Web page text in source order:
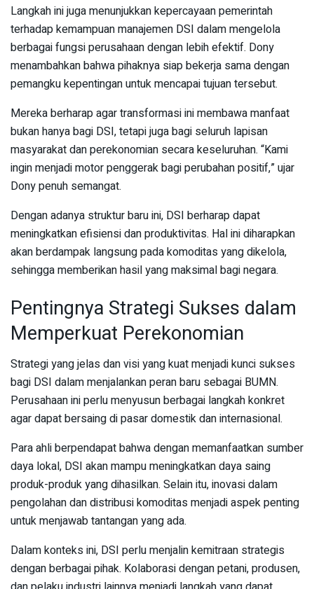
Langkah ini juga menunjukkan kepercayaan pemerintah
terhadap kemampuan manajemen DSI dalam mengelola
berbagai fungsi perusahaan dengan lebih efektif. Dony
menambahkan bahwa pihaknya siap bekerja sama dengan
pemangku kepentingan untuk mencapai tujuan tersebut.
Mereka berharap agar transformasi ini membawa manfaat
bukan hanya bagi DSI, tetapi juga bagi seluruh lapisan
masyarakat dan perekonomian secara keseluruhan. “Kami
ingin menjadi motor penggerak bagi perubahan positif,” ujar
Dony penuh semangat.
Dengan adanya struktur baru ini, DSI berharap dapat
meningkatkan efisiensi dan produktivitas. Hal ini diharapkan
akan berdampak langsung pada komoditas yang dikelola,
sehingga memberikan hasil yang maksimal bagi negara.
Pentingnya Strategi Sukses dalam
Memperkuat Perekonomian
Strategi yang jelas dan visi yang kuat menjadi kunci sukses
bagi DSI dalam menjalankan peran baru sebagai BUMN.
Perusahaan ini perlu menyusun berbagai langkah konkret
agar dapat bersaing di pasar domestik dan internasional.
Para ahli berpendapat bahwa dengan memanfaatkan sumber
daya lokal, DSI akan mampu meningkatkan daya saing
produk-produk yang dihasilkan. Selain itu, inovasi dalam
pengolahan dan distribusi komoditas menjadi aspek penting
untuk menjawab tantangan yang ada.
Dalam konteks ini, DSI perlu menjalin kemitraan strategis
dengan berbagai pihak. Kolaborasi dengan petani, produsen,